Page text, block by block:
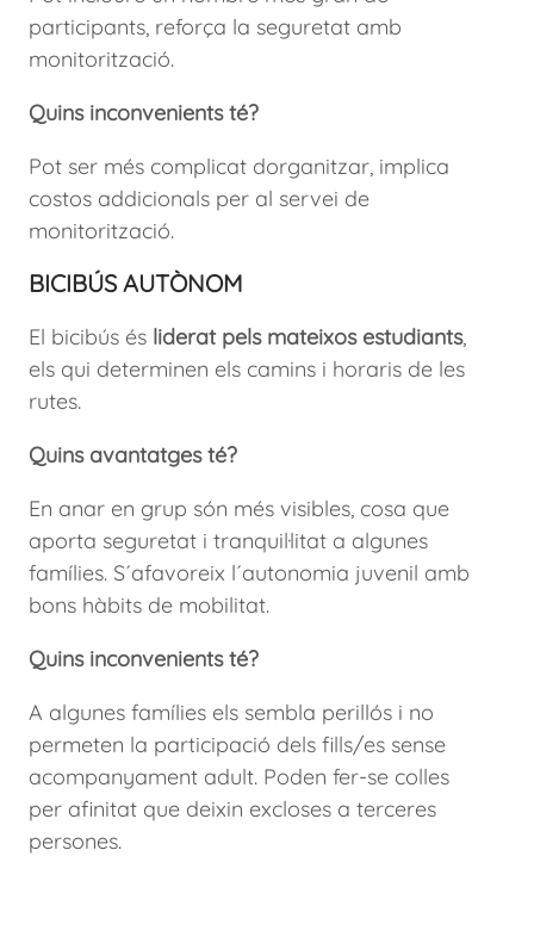
participants, reforça la seguretat amb
monitorització.
Quins inconvenients té?
Pot ser més complicat dorganitzar, implica
costos addicionals per al servei de
monitorització.
BICIBÚS AUTÒNOM
El bicibús és liderat pels mateixos estudiants,
els qui determinen els camins i horaris de les
rutes.
Quins avantatges té?
En anar en grup són més visibles, cosa que
aporta seguretat i tranquil·litat a algunes
famílies. S´afavoreix l´autonomia juvenil amb
bons hàbits de mobilitat.
Quins inconvenients té?
A algunes famílies els sembla perillós i no
permeten la participació dels fills/es sense
acompanyament adult. Poden fer-se colles
per afinitat que deixin excloses a terceres
persones.